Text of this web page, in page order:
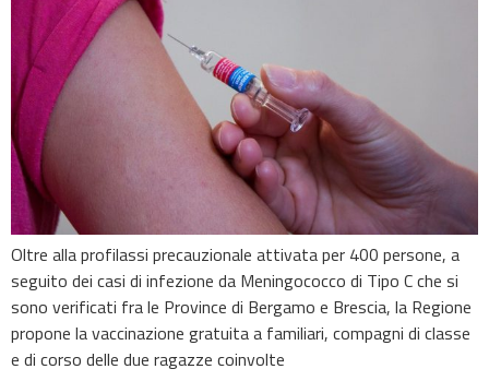
Oltre alla profilassi precauzionale attivata per 400 persone, a
seguito dei casi di infezione da Meningococco di Tipo C che si
sono verificati fra le Province di Bergamo e Brescia, la Regione
propone la vaccinazione gratuita a familiari, compagni di classe
e di corso delle due ragazze coinvolte